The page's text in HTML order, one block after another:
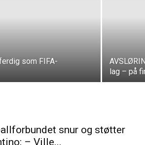
som FIFA-
lag – på
snur og støtter
– Ville...